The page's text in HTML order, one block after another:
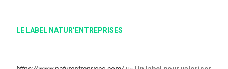
LE LABEL NATUR’ENTREPRISES